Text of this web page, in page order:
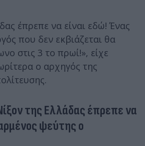
έπρεπε να είναι εδώ! Ένας
που δεν εκβιάζεται θα
στις 3 το πρωί!», είχε
ο αρχηγός της
της Ελλάδας έπρεπε να
ψεύτης ο